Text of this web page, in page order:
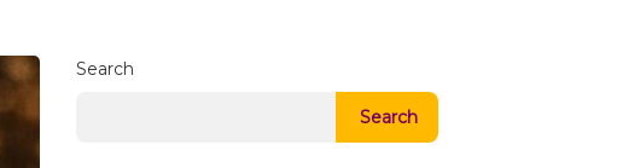
Search
Search